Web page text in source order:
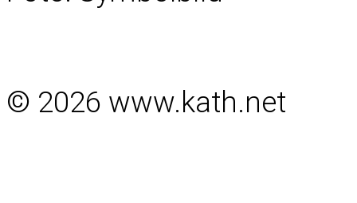
© 2026 www.kath.net